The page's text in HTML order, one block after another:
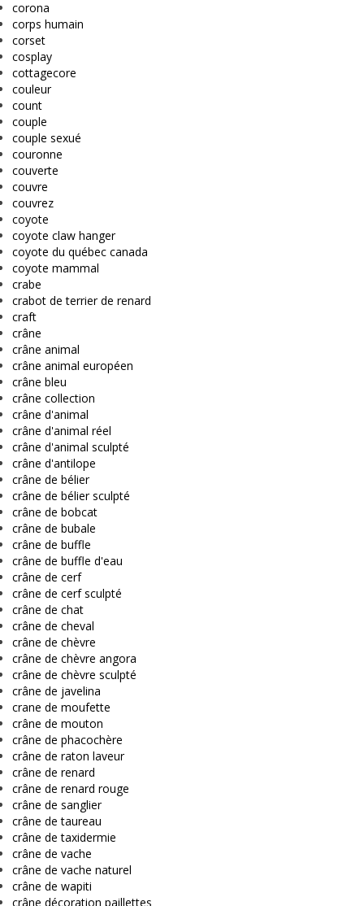
corona
corps humain
corset
cosplay
cottagecore
couleur
count
couple
couple sexué
couronne
couverte
couvre
couvrez
coyote
coyote claw hanger
coyote du québec canada
coyote mammal
crabe
crabot de terrier de renard
craft
crâne
crâne animal
crâne animal européen
crâne bleu
crâne collection
crâne d'animal
crâne d'animal réel
crâne d'animal sculpté
crâne d'antilope
crâne de bélier
crâne de bélier sculpté
crâne de bobcat
crâne de bubale
crâne de buffle
crâne de buffle d'eau
crâne de cerf
crâne de cerf sculpté
crâne de chat
crâne de cheval
crâne de chèvre
crâne de chèvre angora
crâne de chèvre sculpté
crâne de javelina
crane de moufette
crâne de mouton
crâne de phacochère
crâne de raton laveur
crâne de renard
crâne de renard rouge
crâne de sanglier
crâne de taureau
crâne de taxidermie
crâne de vache
crâne de vache naturel
crâne de wapiti
crâne décoration paillettes